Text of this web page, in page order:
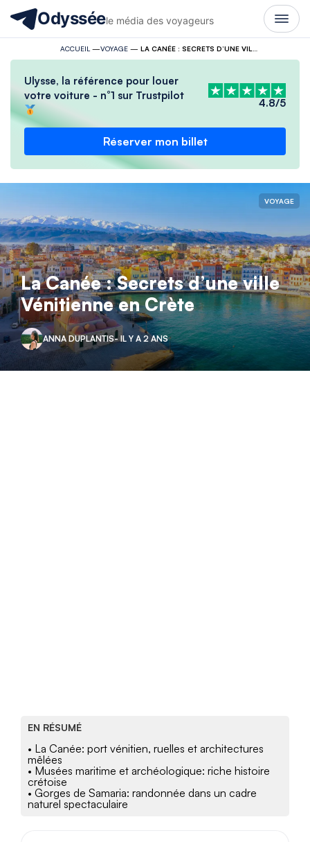
Odysséele média des voyageurs
ACCUEIL —VOYAGE—
Ulysse, la référence pour louer
votre voiture - n°1 sur Trustpilot
4.8/5
Réserver mon billet
VOYAGE
La Canée : Secrets d’une ville
Vénitienne en Crète
ANNA DUPLANTIS- IL Y A 2 ANS
EN RÉSUMÉ
• La Canée: port vénitien, ruelles et architectures
mêlées
• Musées maritime et archéologique: riche histoire
crétoise
• Gorges de Samaria: randonnée dans un cadre
naturel spectaculaire